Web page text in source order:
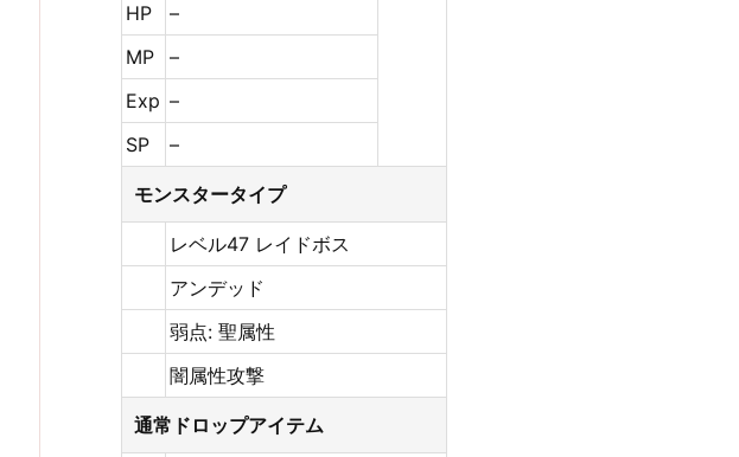
HP
–
MP
–
Exp –
SP
–
モンスタータイプ
レベル47 レイドボス
アンデッド
弱点: 聖属性
闇属性攻撃
通常ドロップアイテム